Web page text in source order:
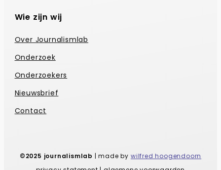
Wie zijn wij
Over Journalismlab
Onderzoek
Onderzoekers
Nieuwsbrief
Contact
©2025 journalismlab | made by wilfred hoogendoorn